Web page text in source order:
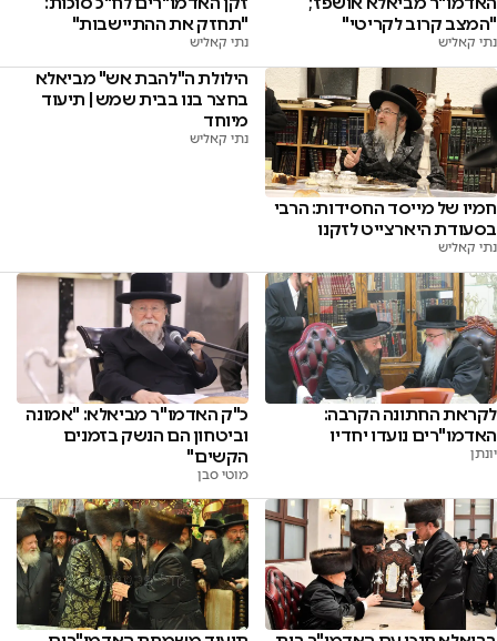
"המצב קרוב לקריטי"
נתי קאליש
"תחזק את ההתיישבות"
נתי קאליש
חמיו של מייסד החסידות: הרבי
בסעודת היארצייט לזקנו
נתי קאליש
הילולת ה"להבת אש" מביאלא
בחצר בנו בבית שמש | תיעוד
מיוחד
נתי קאליש
לקראת החתונה הקרבה:
האדמו"רים נועדו יחדיו
יונתן
כ"ק האדמו"ר מביאלא: "אמונה
וביטחון הם הנשק בזמנים
הקשים"
מוטי סבן